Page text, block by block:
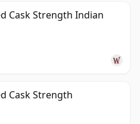
Cask Strength Indian
Cask Strength